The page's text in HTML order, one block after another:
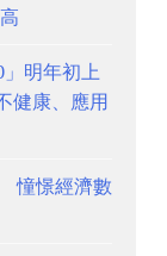
明年初上
健康、應用
憧憬經濟數